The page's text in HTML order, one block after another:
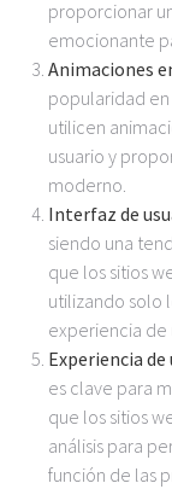
proporcionar
emocionante
Animaciones
popularidad
utilicen
usuario y
moderno.
Interfaz de
siendo una
que los sitios
utilizando solo
experiencia de
Experiencia
es clave para
que los sitios
análisis para
función de las